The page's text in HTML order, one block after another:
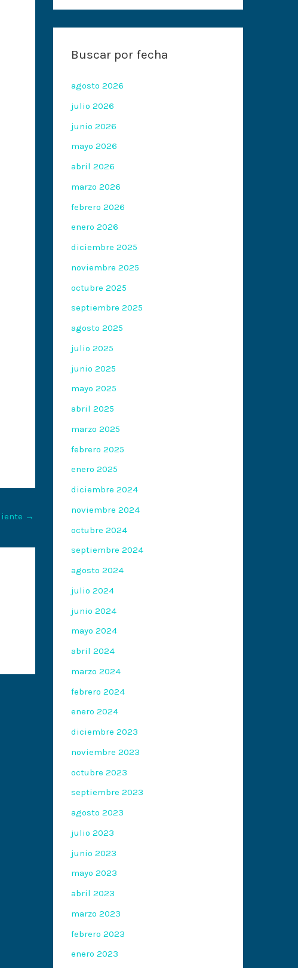
→
Buscar por fecha
agosto 2026
julio 2026
junio 2026
mayo 2026
abril 2026
marzo 2026
febrero 2026
enero 2026
diciembre 2025
noviembre 2025
octubre 2025
septiembre 2025
agosto 2025
julio 2025
junio 2025
mayo 2025
abril 2025
marzo 2025
febrero 2025
enero 2025
diciembre 2024
noviembre 2024
octubre 2024
septiembre 2024
agosto 2024
julio 2024
junio 2024
mayo 2024
abril 2024
marzo 2024
febrero 2024
enero 2024
diciembre 2023
noviembre 2023
octubre 2023
septiembre 2023
agosto 2023
julio 2023
junio 2023
mayo 2023
abril 2023
marzo 2023
febrero 2023
enero 2023